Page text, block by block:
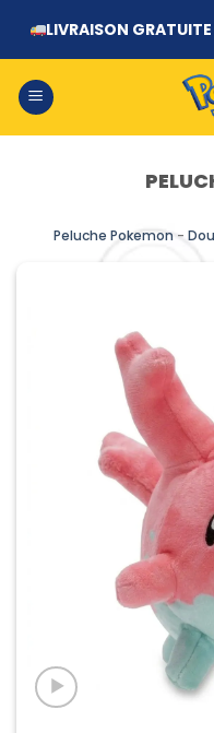
contenu
LIVRAISON
Peluche Pokemon-